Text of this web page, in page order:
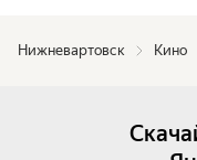
Нижневартовск Кино